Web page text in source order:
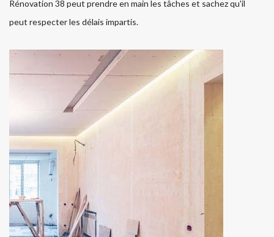
Rénovation 38 peut prendre en main les tâches et sachez qu'il
peut respecter les délais impartis.